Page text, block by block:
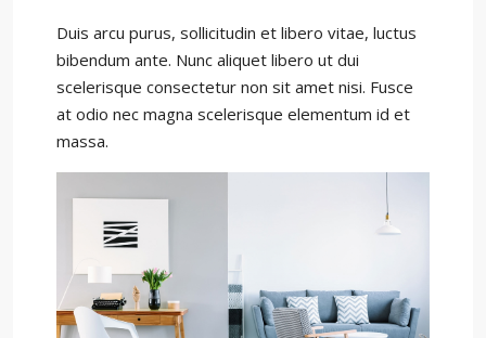
Duis arcu purus, sollicitudin et libero vitae, luctus
bibendum ante. Nunc aliquet libero ut dui
scelerisque consectetur non sit amet nisi. Fusce
at odio nec magna scelerisque elementum id et
massa.